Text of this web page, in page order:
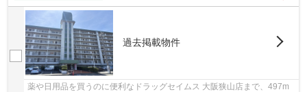
過去掲載物件
薬や日用品を買うのに便利なドラッグセイムス 大阪狭山店まで、497m